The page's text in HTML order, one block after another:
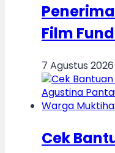
Film
7 Agustus 2026
Cek